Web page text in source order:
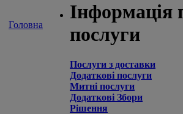
Головна
Інформація
послуги
Послуги з доставки
Додаткові послуги
Митні послуги
Додаткові Збори
Рішення